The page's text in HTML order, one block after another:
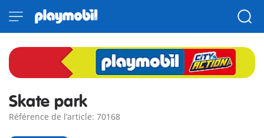
Skate park
Référence de l’article: 70168